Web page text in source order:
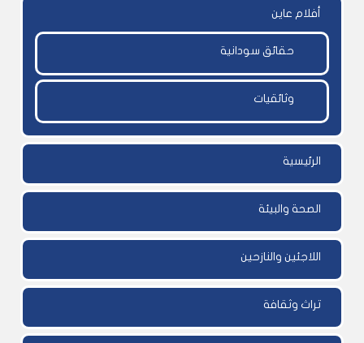
أفلام عاين
حقائق سودانية
وثائقيات
الرئيسية
الصحة والبيئة
اللاجئين والنازحين
تراث وثقافة